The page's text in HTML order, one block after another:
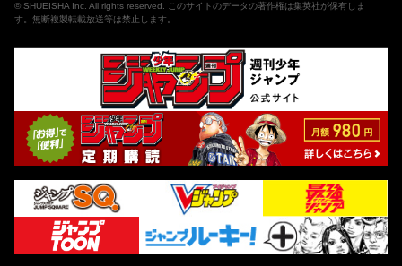
© SHUEISHA Inc . All rights reserved. このサイトのデータの著作権は集英社が保有しま
す。無断複製転載放送等は禁止します。